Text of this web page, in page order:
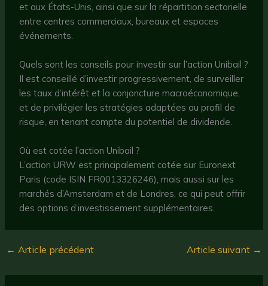
et aux États-Unis, ainsi que sur la répartition sectorielle
entre centres commerciaux, bureaux et espaces
événements.
Quels sont les conseils pour investir sur l’action Unibail ?
Il est conseillé d’investir progressivement, de surveiller
les taux d’intérêt et la conjoncture macroéconomique,
et de privilégier les stratégies adaptées au profil de
risque, en tenant compte du potentiel de dividende.
Où est cotée l’action Unibail ?
L’action URW est principalement cotée sur Euronext
Paris (code ISIN FR0013326246), mais aussi sur les
marchés d’Amsterdam et de Londres, ce qui peut offrir
des options d’investissement supplémentaires.
← Article précédent Article suivant →